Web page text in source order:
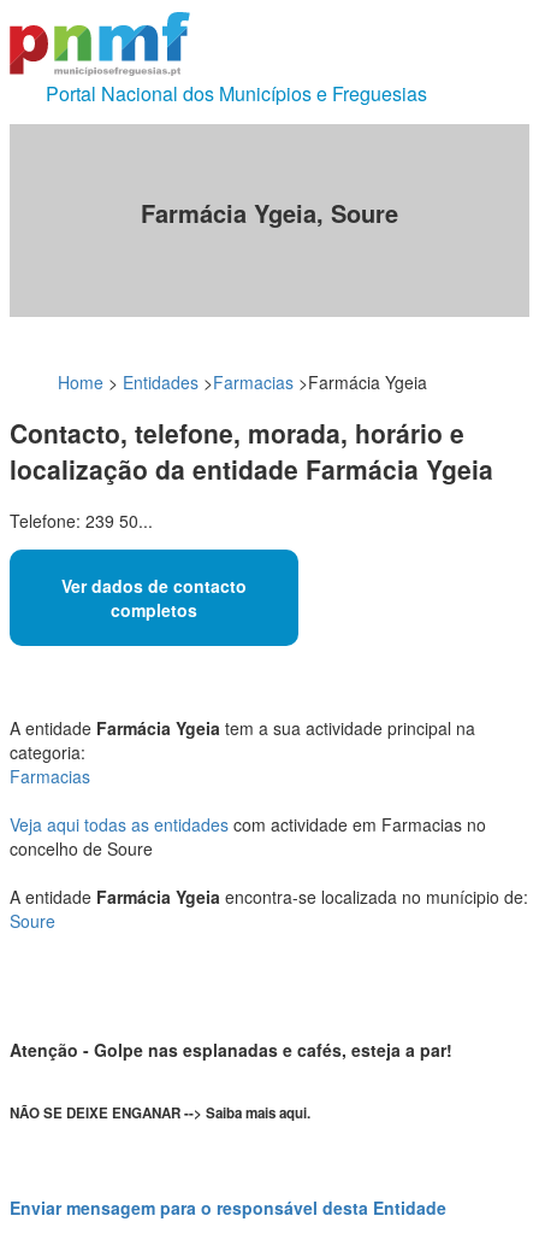
Portal Nacional dos Municípios e Freguesias
Farmácia Ygeia, Soure
Home > Entidades >Farmacias >Farmácia Ygeia
Contacto, telefone, morada, horário e
localização da entidade Farmácia Ygeia
Telefone: 239 50...
Ver dados de contacto
completos
A entidade Farmácia Ygeia tem a sua actividade principal na
categoria:
Farmacias
Veja aqui todas as entidades com actividade em Farmacias no
concelho de Soure
A entidade Farmácia Ygeia encontra-se localizada no munícipio de:
Soure
Atenção - Golpe nas esplanadas e cafés, esteja a par!
NÃO SE DEIXE ENGANAR --> Saiba mais aqui.
Enviar mensagem para o responsável desta Entidade